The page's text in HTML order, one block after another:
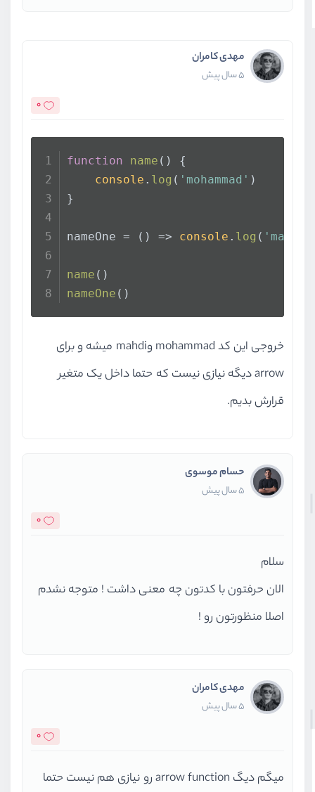
مهدی کامران
5 سال پیش
0
function name ( ) {
console . log ( 'mohammad' )
}
nameOne = () => console . log ( 'mahdi'
name ()
nameOne ()
خروجی این کد mohammad وmahdi میشه و برای
arrow دیگه نیازی نیست که حتما داخل یک متغیر
قرارش بدیم.
حسام موسوی
5 سال پیش
0
سلام
الان حرفتون با کدتون چه معنی داشت ! متوجه نشدم
اصلا منظورتون رو !
مهدی کامران
5 سال پیش
0
میگم دیگ arrow function رو نیازی هم نیست حتما